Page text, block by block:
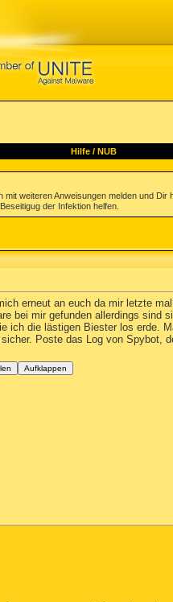
Hilfe/ NUB
weiteren Anweisungen melden und
der Infektion helfen.
erneut an euch da mir letzte
bei mir gefunden allerdings sind
ich die lästigen Biester los erde.
Poste das Log von Spybot,
Aufklappen